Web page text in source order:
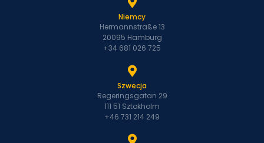
Niemcy
Hermannstraße 13
20095 Hamburg
+34 681 026 725
Szwecja
Regeringsgatan 29
111 51 Sztokholm
+46 731 214 249